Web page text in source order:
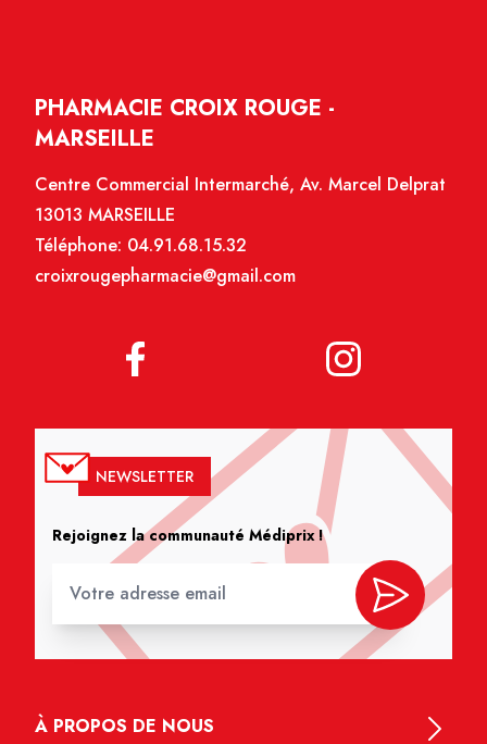
PHARMACIE CROIX ROUGE -
MARSEILLE
Centre Commercial Intermarché, Av. Marcel Delprat
13013 MARSEILLE
Téléphone: 04.91.68.15.32
croixrougepharmacie@gmail.com
NEWSLETTER
Rejoignez la communauté Médiprix !
À PROPOS DE NOUS